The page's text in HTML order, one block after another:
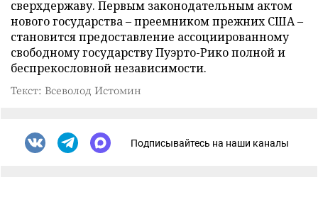
сверхдержаву. Первым законодательным актом
нового государства – преемником прежних США –
становится предоставление ассоциированному
свободному государству Пуэрто-Рико полной и
беспрекословной независимости.
Текст: Всеволод Истомин
Подписывайтесь на наши каналы